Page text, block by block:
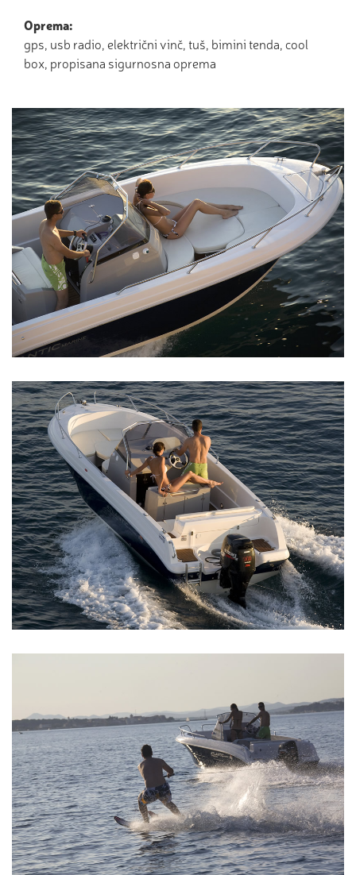
Oprema:
gps, usb radio, električni vinč, tuš, bimini tenda, cool
box, propisana sigurnosna oprema